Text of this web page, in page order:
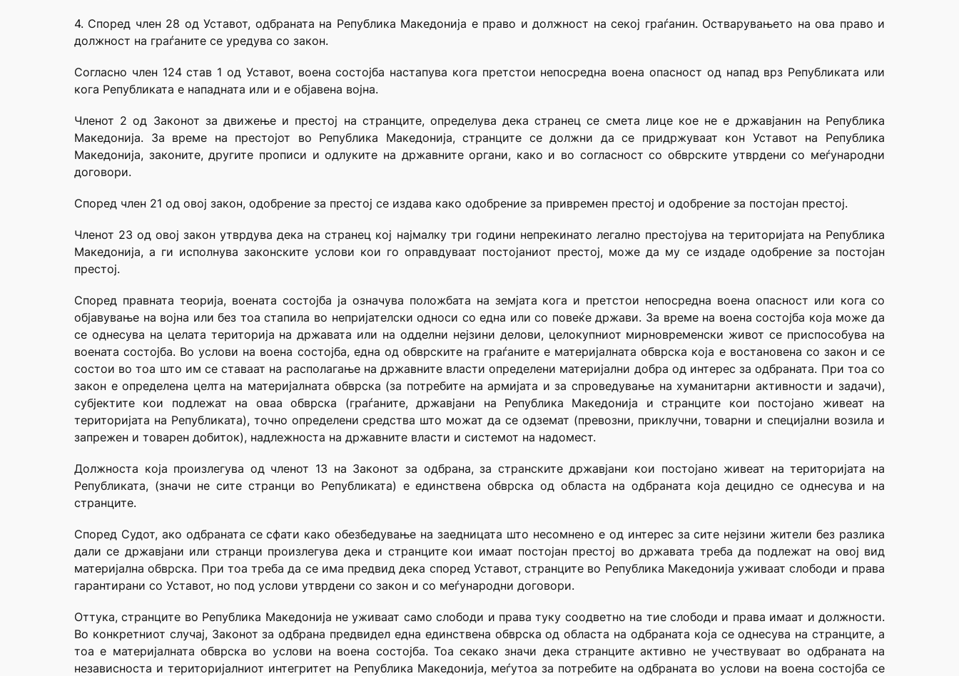
4. Според член 28 од Уставот, одбраната на Република Македонија е право и должност на секој граѓанин. Остварувањето на ова право и
должност на граѓаните се уредува со закон.
Согласно член 124 став 1 од Уставот, воена состојба настапува кога претстои непосредна воена опасност од напад врз Републиката или
кога Републиката е нападната или и е објавена војна.
Членот 2 од Законот за движење и престој на странците, определува дека странец се смета лице кое не е државјанин на Република
Македонија. За време на престојот во Република Македонија, странците се должни да се придржуваат кон Уставот на Република
Македонија, законите, другите прописи и одлуките на државните органи, како и во согласност со обврските утврдени со меѓународни
договори.
Според член 21 од овој закон, одобрение за престој се издава како одобрение за привремен престој и одобрение за постојан престој.
Членот 23 од овој закон утврдува дека на странец кој најмалку три години непрекинато легално престојува на територијата на Република
Македонија, а ги исполнува законските услови кои го оправдуваат постојаниот престој, може да му се издаде одобрение за постојан
престој.
Според правната теорија, воената состојба ја означува положбата на земјата кога и претстои непосредна воена опасност или кога со
објавување на војна или без тоа стапила во непријателски односи со една или со повеќе држави. За време на воена состојба која може да
се однесува на целата територија на државата или на одделни нејзини делови, целокупниот мирновременски живот се приспособува на
воената состојба. Во услови на воена состојба, една од обврските на граѓаните е материјалната обврска која е востановена со закон и се
состои во тоа што им се ставаат на располагање на државните власти определени материјални добра од интерес за одбраната. При тоа со
закон е определена целта на материјалната обврска (за потребите на армијата и за спроведување на хуманитарни активности и задачи),
субјектите кои подлежат на оваа обврска (граѓаните, државјани на Република Македонија и странците кои постојано живеат на
територијата на Републиката), точно определени средства што можат да се одземат (превозни, приклучни, товарни и специјални возила и
запрежен и товарен добиток), надлежноста на државните власти и системот на надомест.
Должноста која произлегува од членот 13 на Законот за одбрана, за странските државјани кои постојано живеат на територијата на
Републиката, (значи не сите странци во Републиката) е единствена обврска од областа на одбраната која децидно се однесува и на
странците.
Според Судот, ако одбраната се сфати како обезбедување на заедницата што несомнено е од интерес за сите нејзини жители без разлика
дали се државјани или странци произлегува дека и странците кои имаат постојан престој во државата треба да подлежат на овој вид
материјална обврска. При тоа треба да се има предвид дека според Уставот, странците во Република Македонија уживаат слободи и права
гарантирани со Уставот, но под услови утврдени со закон и со меѓународни договори.
Оттука, странците во Република Македонија не уживаат само слободи и права туку соодветно на тие слободи и права имаат и должности.
Во конкретниот случај, Законот за одбрана предвидел една единствена обврска од областа на одбраната која се однесува на странците, а
тоа е материјалната обврска во услови на воена состојба. Тоа секако значи дека странците активно не учествуваат во одбраната на
независноста и територијалниот интегритет на Република Македонија, меѓутоа за потребите на одбраната во услови на воена состојба се